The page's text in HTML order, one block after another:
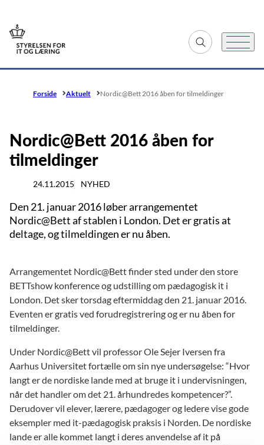
Gå til forsiden Fold søgefelt ud
Menu
Forside Aktuelt Nordic@Bett 2016 åben for tilmeldinger
Nordic@Bett 2016 åben for
tilmeldinger
24.11.2015 NYHED
Den 21. januar 2016 løber arrangementet
Nordic@Bett af stablen i London. Det er gratis at
deltage, og tilmeldingen er nu åben.
Arrangementet Nordic@Bett finder sted under den store
BETTshow konference og udstilling om pædagogisk it i
London. Det sker torsdag eftermiddag den 21. januar 2016.
Eventen er gratis ved forudregistrering og er nu åben for
tilmeldinger.
Under Nordic@Bett vil professor Ole Sejer Iversen fra
Aarhus Universitet fortælle om sin nye undersøgelse: “Hvor
langt er de nordiske lande med at bruge it i undervisningen,
når det handler om det 21. århundredes kompetencer?”.
Derudover vil elever, lærere, pædagoger og ledere vise gode
eksempler med it-pædagogisk praksis i Norden. De nordiske
lande er alle kommet langt i deres anvendelse af it på